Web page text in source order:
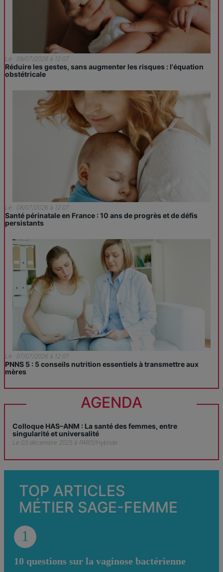
Le : 09/07/2026 à 12:07
Réduire les gestes, sans augmenter les risques : l'équation
obstétricale
Le : 08/07/2026 à 12:07
Santé périnatale en France : 10 ans de progrès et de défis
persistants
Le : 07/07/2026 à 12:07
PNNS 5 : 5 conseils nutrition essentiels à transmettre aux
mères
AGENDA
Colloque HAS–ANM : La santé des femmes, entre
singularité et universalité
Le 03 décembre 2025 à PARIS/Hybride
TOP ARTICLES
MÉTIER SAGE-FEMME
1
10 questions sur la vaginose bactérienne